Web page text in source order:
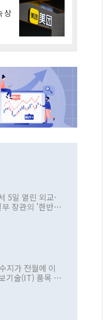
상
5일 열린 외교·
장관의 '한반도
진하겠다고 공
. 그동안 정 장
만 대통령과 유
례적이다. 정 장
도 높아지고 있
지가 전월에 이
기술(IT) 품목 수